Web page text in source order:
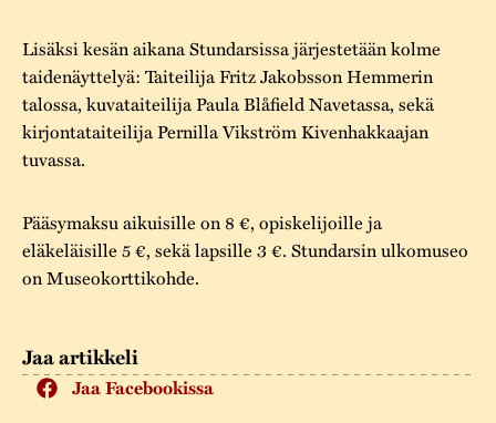
Jaa artikkeli
Jaa Facebookissa
Lisäksi kesän aikana Stundarsissa järjestetään kolme
taidenäyttelyä: Taiteilija Fritz Jakobsson Hemmerin
talossa, kuvataiteilija Paula Blåfield Navetassa, sekä
kirjontataiteilija Pernilla Vikström Kivenhakkaajan
tuvassa.
Pääsymaksu aikuisille on 8 €, opiskelijoille ja
eläkeläisille 5 €, sekä lapsille 3 €. Stundarsin ulkomuseo
on Museokorttikohde.